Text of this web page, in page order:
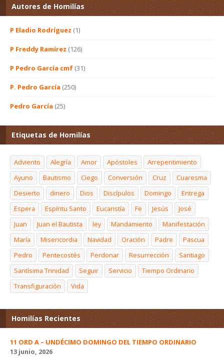
Autores de Homilías
P Eladio Rodríguez (1)
P Freddy Ramírez (126)
P Pedro García cmf (31)
P. Pedro García (250)
Pedro García (25)
Etiquetas de Homilías
Adviento Alegría Amor Apóstoles
Arrepentimiento
Ayuno
Bautismo Ciego Conversión Cruz
Cuaresma
Desierto
dinero Dios Discípulos Domingo
Entrega
Espera
Espíritu Santo Eucaristía Fe Jesús
José
Juan
Juan el Bautista ley Mandamiento
Manifestación
María
Misericordia Navidad Oración Padre
Pascua
Pedro
Pentecostés Perdonar Resurrección
Santiago
Santísima Trinidad
Seguir Servicio
Tiempo Ordinario
Transfiguración
Vida
Homilías Recientes
11 ORD A – UNDÉCIMO DOMINGO DEL TIEMPO ORDINARIO
13 junio, 2026